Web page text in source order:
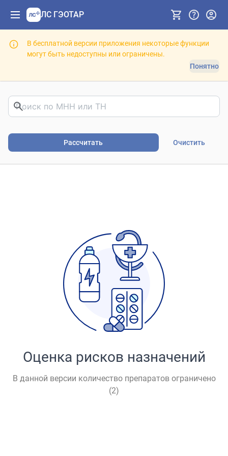
ЛС ГЭОТАР
В бесплатной версии приложения некоторые функции
могут быть недоступны или ограничены.
Понятно
Рассчитать Очистить
Риски фармакотерапии.
Оценка рисков назначений
В данной версии количество препаратов ограничено
(2)